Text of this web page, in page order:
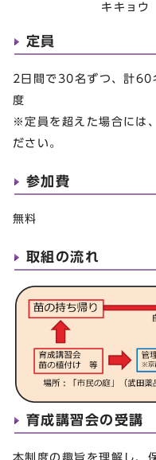
キキョウ
定員
2日間で30名ずつ、計60
※定員を超えた場合には
ださい。
参加費
無料
取組の流れ
育成講習会の受講
本制度の趣旨を理解し、